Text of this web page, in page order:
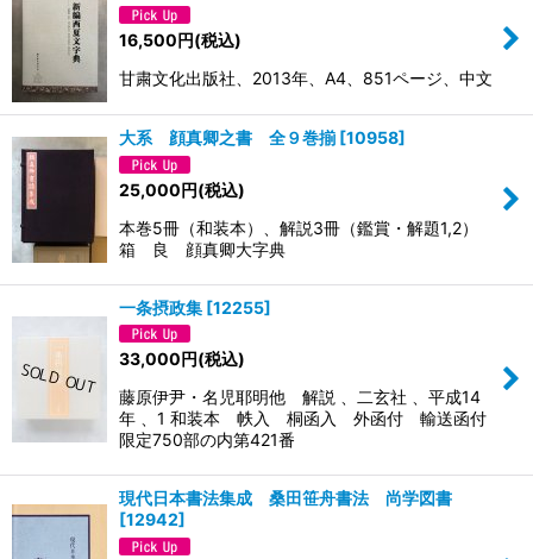
16,500円(税込)
甘粛文化出版社、2013年、A4、851ページ、中文
大系 顔真卿之書 全９巻揃 [10958]
25,000円(税込)
本巻5冊（和装本）、解説3冊（鑑賞・解題1,2）
箱 良 顔真卿大字典
一条摂政集 [12255]
33,000円(税込)
藤原伊尹・名児耶明他 解説 、二玄社 、平成14
年 、1 和装本 帙入 桐函入 外函付 輸送函付
限定750部の内第421番
現代日本書法集成 桑田笹舟書法 尚学図書
[12942]